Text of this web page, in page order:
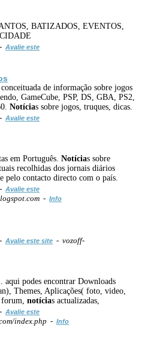
BATIZADOS, EVENTOS,
Avalie este
de informação sobre jogos
GameCube, PSP, DS, GBA, PS2,
Notícias sobre jogos, truques, dicas.
Avalie este
em Português. Notícias sobre
recolhidas dos jornais diários
pelo contacto directo com o país.
Avalie este
- Info
Avalie este site - vozoff-
podes encontrar Downloads
Themes, Aplicações( foto, video,
notícias actualizadas,
Avalie este
index.php - Info